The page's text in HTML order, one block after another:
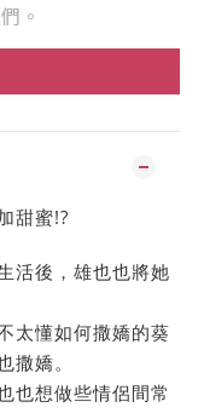
。
甜蜜!?
活後，雄也也將她
太懂如何撒嬌的葵
撒嬌。
也想做些情侶間常